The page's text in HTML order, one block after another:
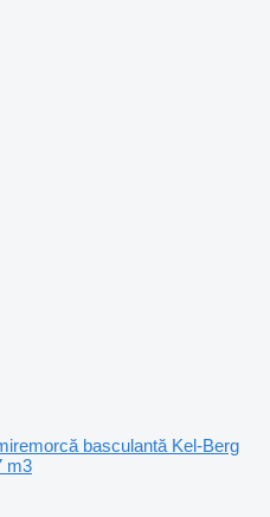
basculantă Kel-Berg
m3